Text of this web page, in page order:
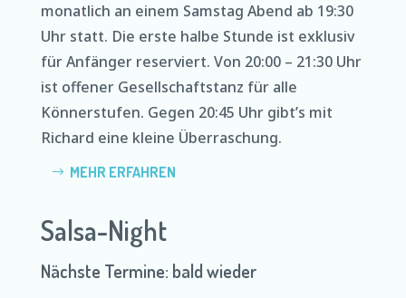
monatlich an einem Samstag Abend ab 19:30
Uhr statt. Die erste halbe Stunde ist exklusiv
für Anfänger reserviert. Von 20:00 – 21:30 Uhr
ist offener Gesellschaftstanz für alle
Könnerstufen. Gegen 20:45 Uhr gibt’s mit
Richard eine kleine Überraschung.
MEHR ERFAHREN
Salsa-Night
Nächste Termine: bald wieder